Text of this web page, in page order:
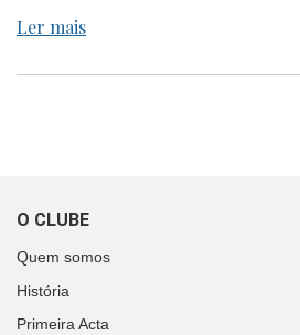
Ler mais
O CLUBE
Quem somos
História
Primeira Acta